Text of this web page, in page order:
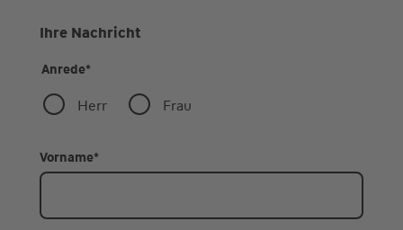
Ihre Nachricht
Anrede*
Herr Frau
Vorname*